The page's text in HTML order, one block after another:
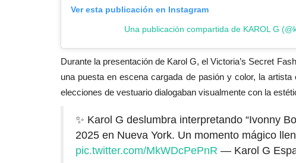
Ver esta publicación en Instagram
Una publicación compartida de KAROL G
Durante la presentación de Karol G, el Victoria’s Secret
una puesta en escena cargada de pasión y color, la
elecciones de vestuario dialogaban visualmente con la
✨ Karol G deslumbra interpretando “Ivonny
2025 en Nueva York. Un momento mágico
pic.twitter.com/MkWDcPePnR — Karol G